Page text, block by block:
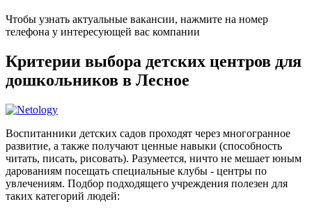
Чтобы узнать актуальные вакансии, нажмите на номер
телефона у интересующей вас компании
Критерии выбора детских центров для
дошкольников в Лесное
Воспитанники детских садов проходят через многогранное
развитие, а также получают ценные навыки (способность
читать, писать, рисовать). Разумеется, ничто не мешает юным
дарованиям посещать специальные клубы - центры по
увлечениям. Подбор подходящего учреждения полезен для
таких категорий людей: